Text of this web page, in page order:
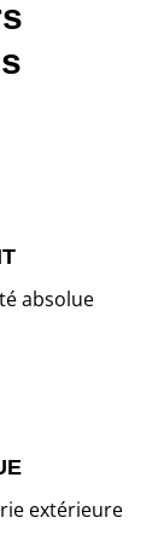
absolue
extérieure